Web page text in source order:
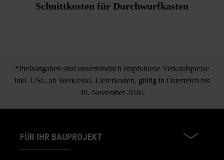
Schnittkosten für Durchwurfkasten
*Preisangaben sind unverbindlich empfohlene Verkaufspreise
inkl. USt., ab Werk/exkl. Lieferkosten, gültig in Österreich bis
30. November 2026.
FÜR IHR BAUPROJEKT